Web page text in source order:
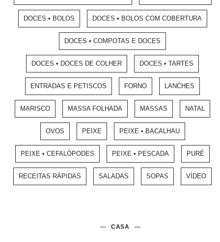
DOCES • BOLOS DOCES • BOLOS COM COBERTURA
DOCES • COMPOTAS E DOCES
DOCES • DOCES DE COLHER DOCES • TARTES
ENTRADAS E PETISCOS FORNO LANCHES
MARISCO MASSA FOLHADA MASSAS NATAL
OVOS PEIXE PEIXE • BACALHAU
PEIXE • CEFALÓPODES PEIXE • PESCADA PURÉ
RECEITAS RÁPIDAS SALADAS SOPAS VÍDEO
CASA